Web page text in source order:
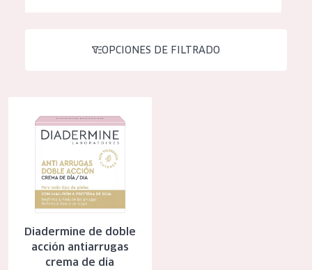
Piel menopáusica
TIPO DE PRODUCTO
Crema de día
Crema de noche
Crema de ojos
Sérum
OPCIONES DE FILTRADO
Diadermine de doble
acción antiarrugas
crema de día